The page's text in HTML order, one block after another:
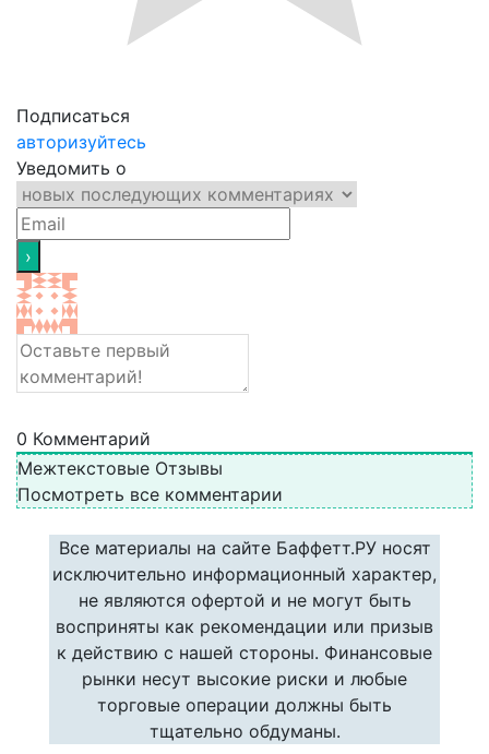
Подписаться
авторизуйтесь
Уведомить о
0 Комментарий
Межтекстовые Отзывы
Посмотреть все комментарии
Все материалы на сайте Баффетт.РУ носят
исключительно информационный характер,
не являются офертой и не могут быть
восприняты как рекомендации или призыв
к действию с нашей стороны. Финансовые
рынки несут высокие риски и любые
торговые операции должны быть
тщательно обдуманы.